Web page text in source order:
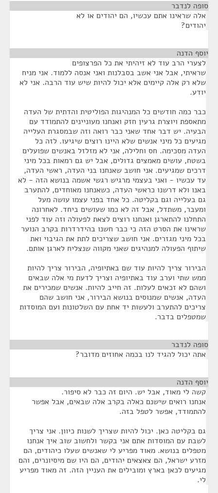
סופה לנדבר
אלה שראינו אתם עכשיו, הם יהודים או לא
יהודים?
יוסף הדנה
לצערי הרב עוד לא זיהיתי את כל הפרצופים
שראיתי, אבל אני אשב בסבלנות ואני אנסה ללמוד. אני מניח
שלא רק אלה קיימים אלא יכול להיות שיש עוד הרבה. אני לא
יודע.
כבר כמה חודשים כל המנהיגות הפוליטית והדתית של העדה
מתאספת ויוצרת גרעין חזק ואנחנו מעוניינים להתמודד עם
הבעיה. יש דבר אחד שאני כבר רואה וזה שבמסגרת העלייה
מגיעים כל מיני אנשים שלא היינו רוצים שיגיעו. לזה כל
העדה מסכימה. חס וחלילה, אני לא מזלזל באנשים שפועלים
בשטח, עושים מאמצים גדולים, אבל יש גם רמאות בכל מיני
דרכים שמגיעים. אני חושב שאנחנו בני העדה, ראשי העדה,
עד עכשיו - ואני בעצמי מרגיש רגשי אשמה בנושא הזה - לא
באנו ולא דרשנו כראשי העדה, כשאנחנו מאוחדים, להתערב
גם בעלייה וגם בקליטה. כל אחד בפני עצמו עושה מעל
ומעבר, משתדל, אבל זה לא כמו שעושים ביחד. לאחרונה
התחלנו להתארגן ואנחנו רוצים לצאת לפעולה וזה עוד לפני
שראינו את הסרט הזה כי כבר חשנו בהידרדרות בקרב הנוער
בכל מיני מגזרים. אני חושב שצריכים לתת את הגיבוי ואת
שיתוף הפעולה למנהיגים שאני מקווה שנצליח לארגן אותם.
הבירור צריך להיות עוד שם באתיופיה, הבירור צריך להיות
ממש שתי וערב עוד באתיופיה וצריך לדעת מי אלה שבאים
ושהם לא זכאים לעלות. זה חייב להיות. אנשים שמכירים את
העדה, אנשים שמנוסים בנושא הבירור, אני חושב שהם
צריכים להתערב ולעשות יד אחת עם השלטונות ועם המוסדות
שמטפלים בדבר.
סופה לנדבר
אתה יכול להגיד לנו בכמה אחוזים מדובר?
יוסף הדנה
קשה לי מאוד, אבל יש. היום זה כבר לא סיפור.
אנחנו רואים שישנם כאלה בקרב אלה שבאים, אבל אפשר
להתמודד, אפשר לטפל בזה.
גם בקליטה כאן. יכול להיות שצריך לשנות כיוון. אני צריך
לשבת עם המוסדות אתם אני בקשר ולחשוב שוב איך אנחנו
מטפלים בנושא. מאוד מפריע לי שאנשים שעלו כיהודים, הם
מזרע ישראל, הם צאצאים יהודים, הם היו שם מיסיונרים, והם
מגיעים לכאן בארץ ומובילים את העניין הזה. זה מאוד מפריע
לי.